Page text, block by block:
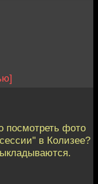
посмотреть фото
в Колизее?